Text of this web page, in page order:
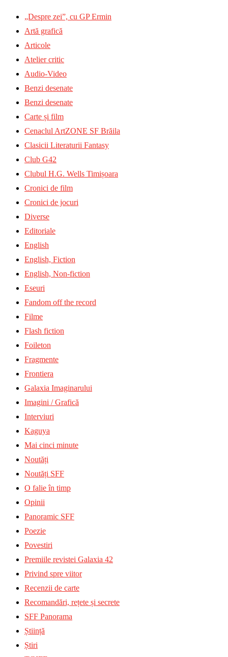
„Despre zei”, cu GP Ermin
Artă grafică
Articole
Atelier critic
Audio-Video
Benzi desenate
Benzi desenate
Carte și film
Cenaclul ArtZONE SF Brăila
Clasicii Literaturii Fantasy
Club G42
Clubul H.G. Wells Timișoara
Cronici de film
Cronici de jocuri
Diverse
Editoriale
English
English, Fiction
English, Non-fiction
Eseuri
Fandom off the record
Filme
Flash fiction
Foileton
Fragmente
Frontiera
Galaxia Imaginarului
Imagini / Grafică
Interviuri
Kaguya
Mai cinci minute
Noutăți
Noutăți SFF
O falie în timp
Opinii
Panoramic SFF
Poezie
Povestiri
Premiile revistei Galaxia 42
Privind spre viitor
Recenzii de carte
Recomandări, rețete și secrete
SFF Panorama
Știință
Știri